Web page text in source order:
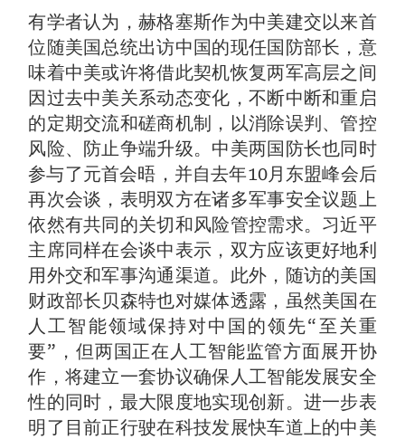
有学者认为，赫格塞斯作为中美建交以来首
位随美国总统出访中国的现任国防部长，意
味着中美或许将借此契机恢复两军高层之间
因过去中美关系动态变化，不断中断和重启
的定期交流和磋商机制，以消除误判、管控
风险、防止争端升级。中美两国防长也同时
参与了元首会晤，并自去年10月东盟峰会后
再次会谈，表明双方在诸多军事安全议题上
依然有共同的关切和风险管控需求。习近平
主席同样在会谈中表示，双方应该更好地利
用外交和军事沟通渠道。此外，随访的美国
财政部长贝森特也对媒体透露，虽然美国在
人工智能领域保持对中国的领先“至关重
要”，但两国正在人工智能监管方面展开协
作，将建立一套协议确保人工智能发展安全
性的同时，最大限度地实现创新。进一步表
明了目前正行驶在科技发展快车道上的中美